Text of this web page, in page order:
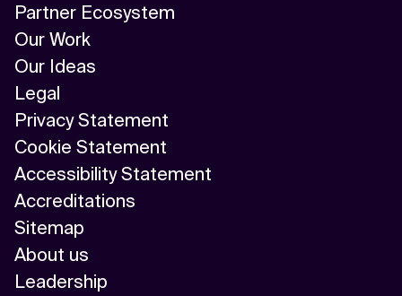
Partner Ecosystem
Our Work
Our Ideas
Legal
Privacy Statement
Cookie Statement
Accessibility Statement
Accreditations
Sitemap
About us
Leadership